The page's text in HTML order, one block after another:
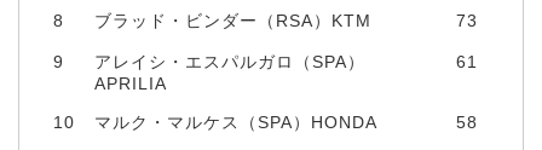
8 ブラッド・ビンダー（RSA）KTM 73
9
アレイシ・エスパルガロ（SPA）
APRILIA
61
10 マルク・マルケス（SPA）HONDA 58